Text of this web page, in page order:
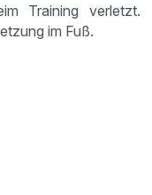
Training verletzt.
im Fuß.